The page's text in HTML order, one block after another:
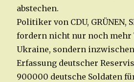
abstechen.
Politiker von CDU, GRÜNEN,
fordern nicht nur noch mehr
Ukraine, sondern
Erfassung deutscher
900000 deutsche Soldaten